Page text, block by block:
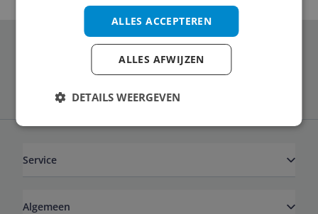
Schrijf je in voor onze nieuwsbrief
Service
Algemeen
ALLES ACCEPTEREN
ALLES AFWIJZEN
DETAILS WEERGEVEN